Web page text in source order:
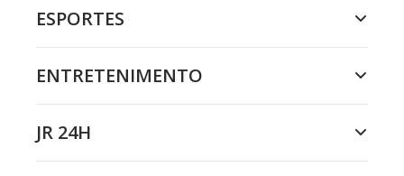
ESPORTES
ENTRETENIMENTO
JR 24H